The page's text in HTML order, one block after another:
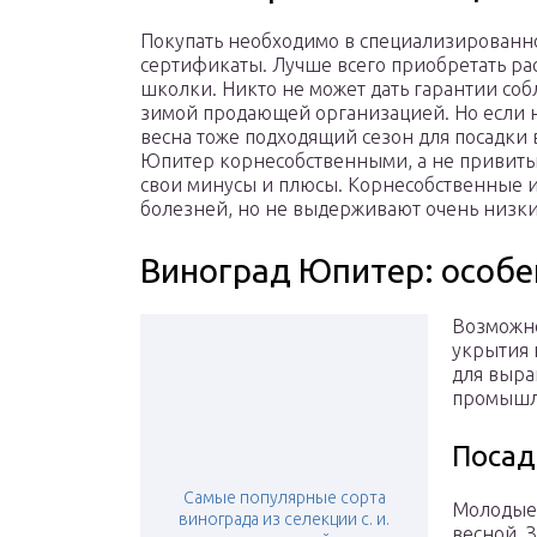
Покупать необходимо в
сертификаты. Лучше всего приобретать
школки. Никто не может дать гарантии
зимой продающей организацией. Но если
весна тоже подходящий сезон для
Юпитер корнесобственными, а не
свои минусы и плюсы. Корнесобственные
болезней, но не выдерживают очень
Виноград Юпитер:
Самые популярные сорта
винограда из селекции с. и.
укрытия
для
Молодые